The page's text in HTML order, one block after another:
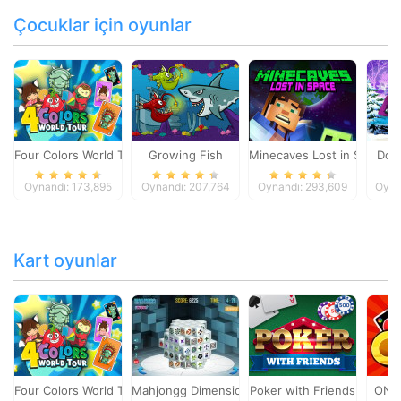
Çocuklar için oyunlar
Four Colors World Tour
Oynandı: 173,895
Growing Fish
Oynandı: 207,764
Minecaves Lost in Space
Oynandı: 293,609
Kart oyunlar
Four Colors World TourMahjongg DimensionsPoker with Friends